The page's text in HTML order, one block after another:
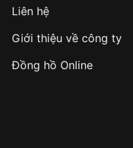
Liên hệ
Giới thiệu về công ty
Đồng hồ Online